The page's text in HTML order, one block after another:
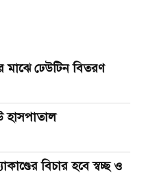
মাঝে ঢেউটিন বিতরণ
হাসপাতাল
বিচার হবে স্বচ্ছ ও